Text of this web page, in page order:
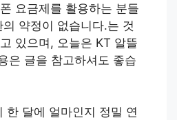
요금제를 활용하는 분들
약정이 없습니다.는 것
있으며, 오늘은 KT 알뜰
은 글을 참고하셔도 좋습
한 달에 얼마인지 정밀 연